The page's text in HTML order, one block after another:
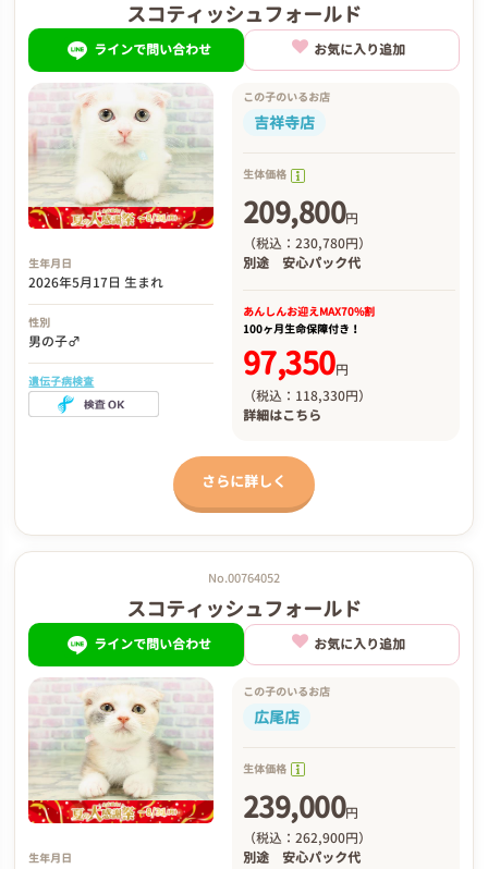
スコティッシュフォールド
ラインで問い合わせ お気に入り追加
生年月日
2026年5月17日 生まれ
性別
男の子♂
遺伝子病検査
この子のいるお店
吉祥寺店
生体価格
209,800円
（税込：230,780円）
別途 安心パック代
あんしんお迎えMAX70%割
100ヶ月生命保障付き！
97,350円
（税込：118,330円）
詳細はこちら
さらに詳しく
No.00764052
スコティッシュフォールド
ラインで問い合わせ お気に入り追加
生年月日
この子のいるお店
広尾店
生体価格
239,000円
（税込：262,900円）
別途 安心パック代